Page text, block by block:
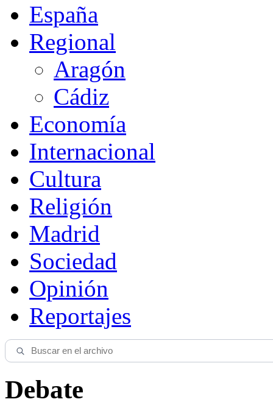
España
Regional
Aragón
Cádiz
Economía
Internacional
Cultura
Religión
Madrid
Sociedad
Opinión
Reportajes
Debate